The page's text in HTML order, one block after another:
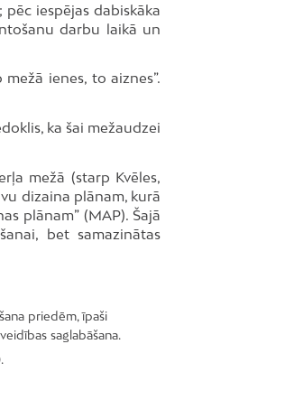
iespējas dabiskāka
darbu laikā un
ienes, to aiznes”.
ka šai mežaudzei
mežā (starp Kvēles,
dizaina plānam, kurā
plānam” (MAP). Šajā
bet samazinātas
priedēm, īpaši
saglabāšana.